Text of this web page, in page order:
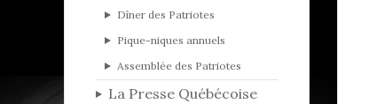
Dîner des Patriotes
Pique-niques annuels
Assemblée des Patriotes
La Presse Québécoise